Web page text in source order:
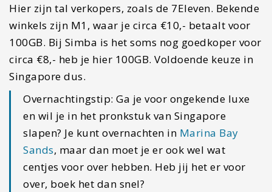
Hier zijn tal verkopers, zoals de 7Eleven. Bekende
winkels zijn M1, waar je circa €10,- betaalt voor
100GB. Bij Simba is het soms nog goedkoper voor
circa €8,- heb je hier 100GB. Voldoende keuze in
Singapore dus.
Overnachtingstip: Ga je voor ongekende luxe
en wil je in het pronkstuk van Singapore
slapen? Je kunt overnachten in Marina Bay
Sands, maar dan moet je er ook wel wat
centjes voor over hebben. Heb jij het er voor
over, boek het dan snel?